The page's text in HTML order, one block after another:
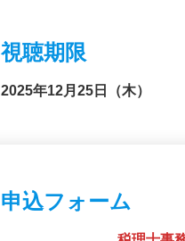
視聴期限
2025年12月25日（木）
申込フォーム